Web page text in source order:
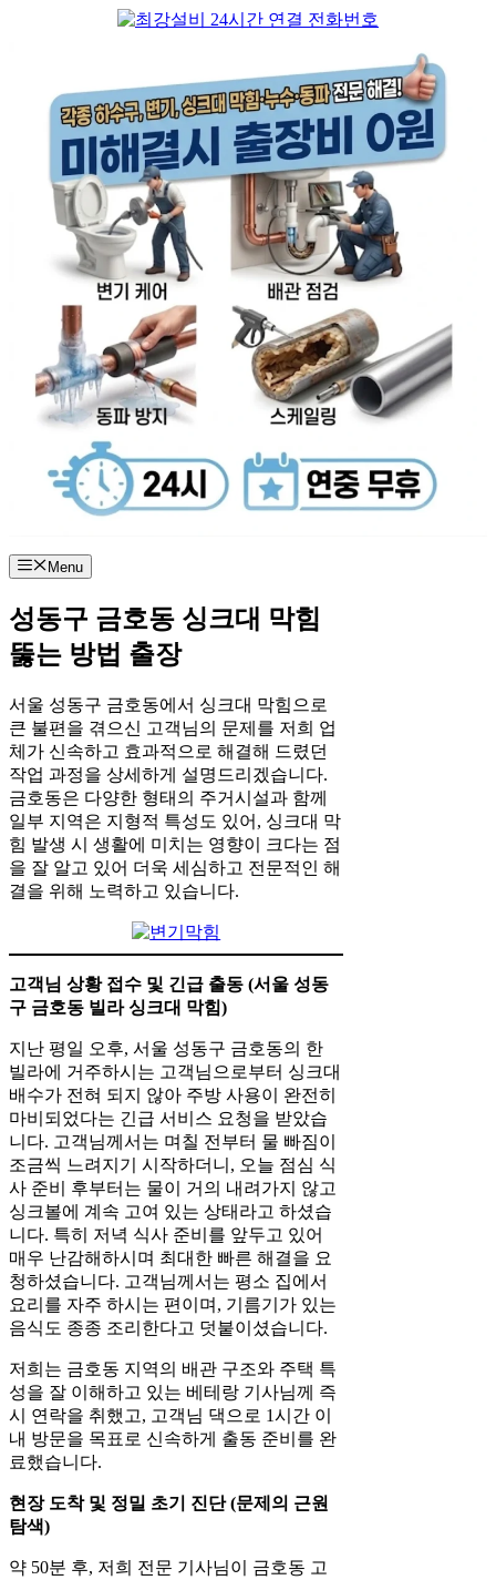
Menu
성동구 금호동 싱크대 막힘
뚫는 방법 출장
서울 성동구 금호동에서 싱크대 막힘으로
큰 불편을 겪으신 고객님의 문제를 저희 업
체가 신속하고 효과적으로 해결해 드렸던
작업 과정을 상세하게 설명드리겠습니다.
금호동은 다양한 형태의 주거시설과 함께
일부 지역은 지형적 특성도 있어, 싱크대 막
힘 발생 시 생활에 미치는 영향이 크다는 점
을 잘 알고 있어 더욱 세심하고 전문적인 해
결을 위해 노력하고 있습니다.
고객님 상황 접수 및 긴급 출동 (서울 성동
구 금호동 빌라 싱크대 막힘)
지난 평일 오후, 서울 성동구 금호동의 한
빌라에 거주하시는 고객님으로부터 싱크대
배수가 전혀 되지 않아 주방 사용이 완전히
마비되었다는 긴급 서비스 요청을 받았습
니다. 고객님께서는 며칠 전부터 물 빠짐이
조금씩 느려지기 시작하더니, 오늘 점심 식
사 준비 후부터는 물이 거의 내려가지 않고
싱크볼에 계속 고여 있는 상태라고 하셨습
니다. 특히 저녁 식사 준비를 앞두고 있어
매우 난감해하시며 최대한 빠른 해결을 요
청하셨습니다. 고객님께서는 평소 집에서
요리를 자주 하시는 편이며, 기름기가 있는
음식도 종종 조리한다고 덧붙이셨습니다.
저희는 금호동 지역의 배관 구조와 주택 특
성을 잘 이해하고 있는 베테랑 기사님께 즉
시 연락을 취했고, 고객님 댁으로 1시간 이
내 방문을 목표로 신속하게 출동 준비를 완
료했습니다.
현장 도착 및 정밀 초기 진단 (문제의 근원
탐색)
약 50분 후, 저희 전문 기사님이 금호동 고